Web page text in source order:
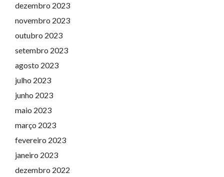
dezembro 2023
novembro 2023
outubro 2023
setembro 2023
agosto 2023
julho 2023
junho 2023
maio 2023
março 2023
fevereiro 2023
janeiro 2023
dezembro 2022